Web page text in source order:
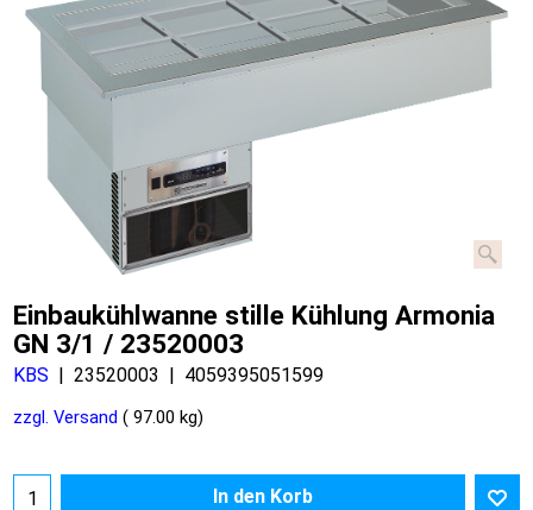
Einbaukühlwanne stille Kühlung Armonia
GN 3/1 / 23520003
KBS 23520003 4059395051599
zzgl. Versand 97.00 kg
In den Korb